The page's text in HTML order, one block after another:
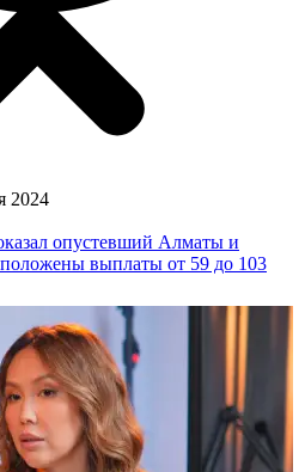
2024
опустевший Алматы и
выплаты от 59 до 103